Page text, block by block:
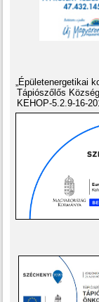
„Épületenergetikai
Tápiószőlős
KEHOP-5.2.9-16-